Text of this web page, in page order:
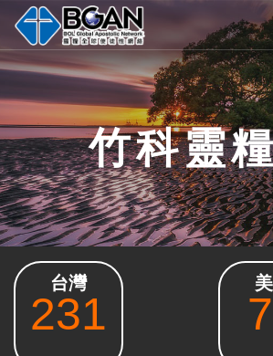
首頁
全球堂會
消息公告
影音媒體
代禱事項
資源共享
友好連結
搜尋
SELECT LANGUAGE
竹科靈
台灣
231